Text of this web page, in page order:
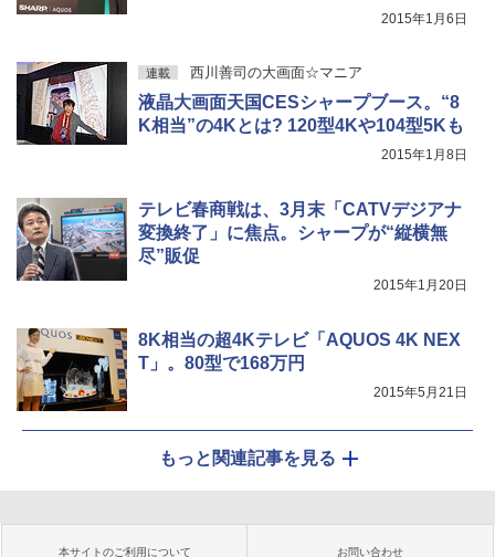
2015年1月6日
連載 西川善司の大画面☆マニア
液晶大画面天国CESシャープブース。“8
K相当”の4Kとは? 120型4Kや104型5Kも
2015年1月8日
テレビ春商戦は、3月末「CATVデジアナ
変換終了」に焦点。シャープが“縦横無
尽”販促
2015年1月20日
8K相当の超4Kテレビ「AQUOS 4K NEX
T」。80型で168万円
2015年5月21日
もっと関連記事を見る
本サイトのご利用について お問い合わせ